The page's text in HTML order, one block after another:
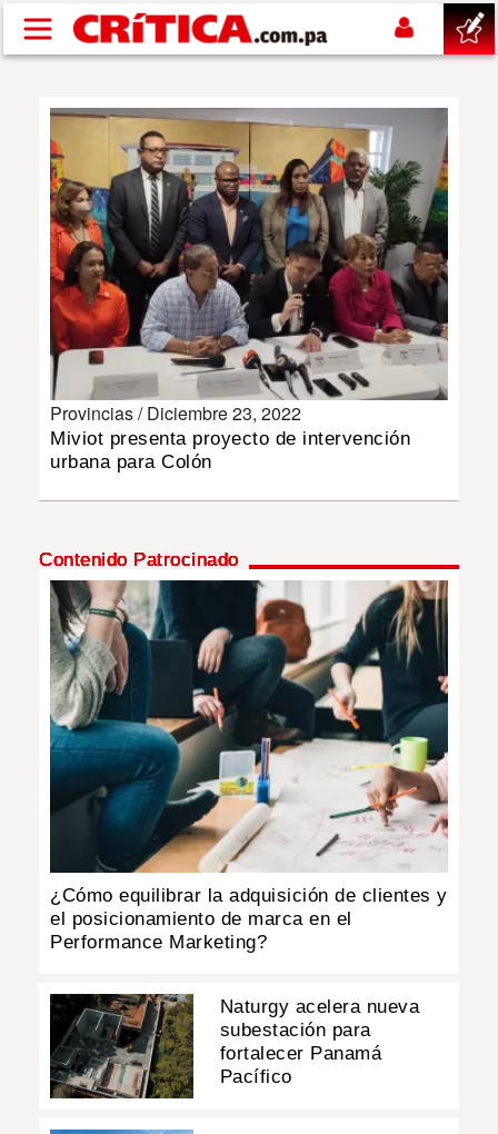
Pasar al contenido principal
SUCESOS
NACIONAL
POLÍTICA
SHOW
DEPORTES
MULTIMEDIA
IMPRESO
Provincias /Diciembre 23, 2022
Miviot presenta proyecto de intervención
urbana para Colón
Contenido Patrocinado
¿Cómo equilibrar la adquisición de clientes y
el posicionamiento de marca en el
Performance Marketing?
Naturgy acelera nueva
subestación para
fortalecer Panamá
Pacífico